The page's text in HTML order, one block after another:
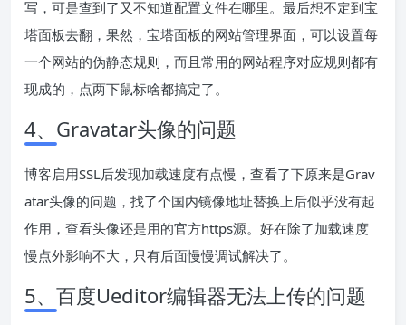
写，可是查到了又不知道配置文件在哪里。最后想不定到宝
塔面板去翻，果然，宝塔面板的网站管理界面，可以设置每
一个网站的伪静态规则，而且常用的网站程序对应规则都有
现成的，点两下鼠标啥都搞定了。
4、Gravatar头像的问题
博客启用SSL后发现加载速度有点慢，查看了下原来是Grav
atar头像的问题，找了个国内镜像地址替换上后似乎没有起
作用，查看头像还是用的官方https源。好在除了加载速度
慢点外影响不大，只有后面慢慢调试解决了。
5、百度Ueditor编辑器无法上传的问题